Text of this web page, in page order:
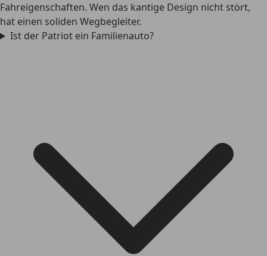
Fahreigenschaften. Wen das kantige Design nicht stört,
hat einen soliden Wegbegleiter.
Ist der Patriot ein Familienauto?